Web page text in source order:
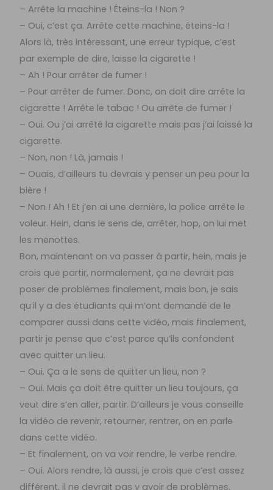
– Arrête la machine ! Éteins-la ! Non ?
– Oui, c’est ça. Arrête cette machine, éteins-la !
Alors là, très intéressant, une erreur typique, c’est
par exemple de dire, laisse la cigarette !
– Ah ! Pour arrêter de fumer !
– Pour arrêter de fumer. Donc, on doit dire arrête la
cigarette ! Arrête le tabac ! Ou arrête de fumer !
– Oui. Ou j’ai arrêté la cigarette mais pas j’ai laissé la
cigarette.
– Non, non ! Là, jamais !
– Ouais, d’ailleurs tu devrais y penser un peu pour la
bière !
– Non ! Ah ! Et j’en ai une dernière, la police arrête le
voleur. Hein, dans le sens de, arrêter, hop, on lui met
les menottes.
Bon, maintenant on va passer à partir, hein, mais je
crois que partir, normalement, ça ne devrait pas
poser de problèmes finalement, mais bon, je sais
qu’il y a des étudiants qui m’ont demandé de le
comparer aussi dans cette vidéo, mais finalement,
partir je pense que c’est parce qu’ils confondent
avec quitter un lieu.
– Oui. Ça a le sens de quitter un lieu, non ?
– Oui. Mais ça doit être quitter un lieu toujours, ça
veut dire s’en aller, partir. D’ailleurs je vous conseille
la vidéo de revenir, retourner, rentrer, on en parle
dans cette vidéo.
– Et finalement, on va voir rendre, le verbe rendre.
– Oui. Alors rendre, là aussi, je crois que c’est assez
différent, il ne devrait pas y avoir de problèmes.